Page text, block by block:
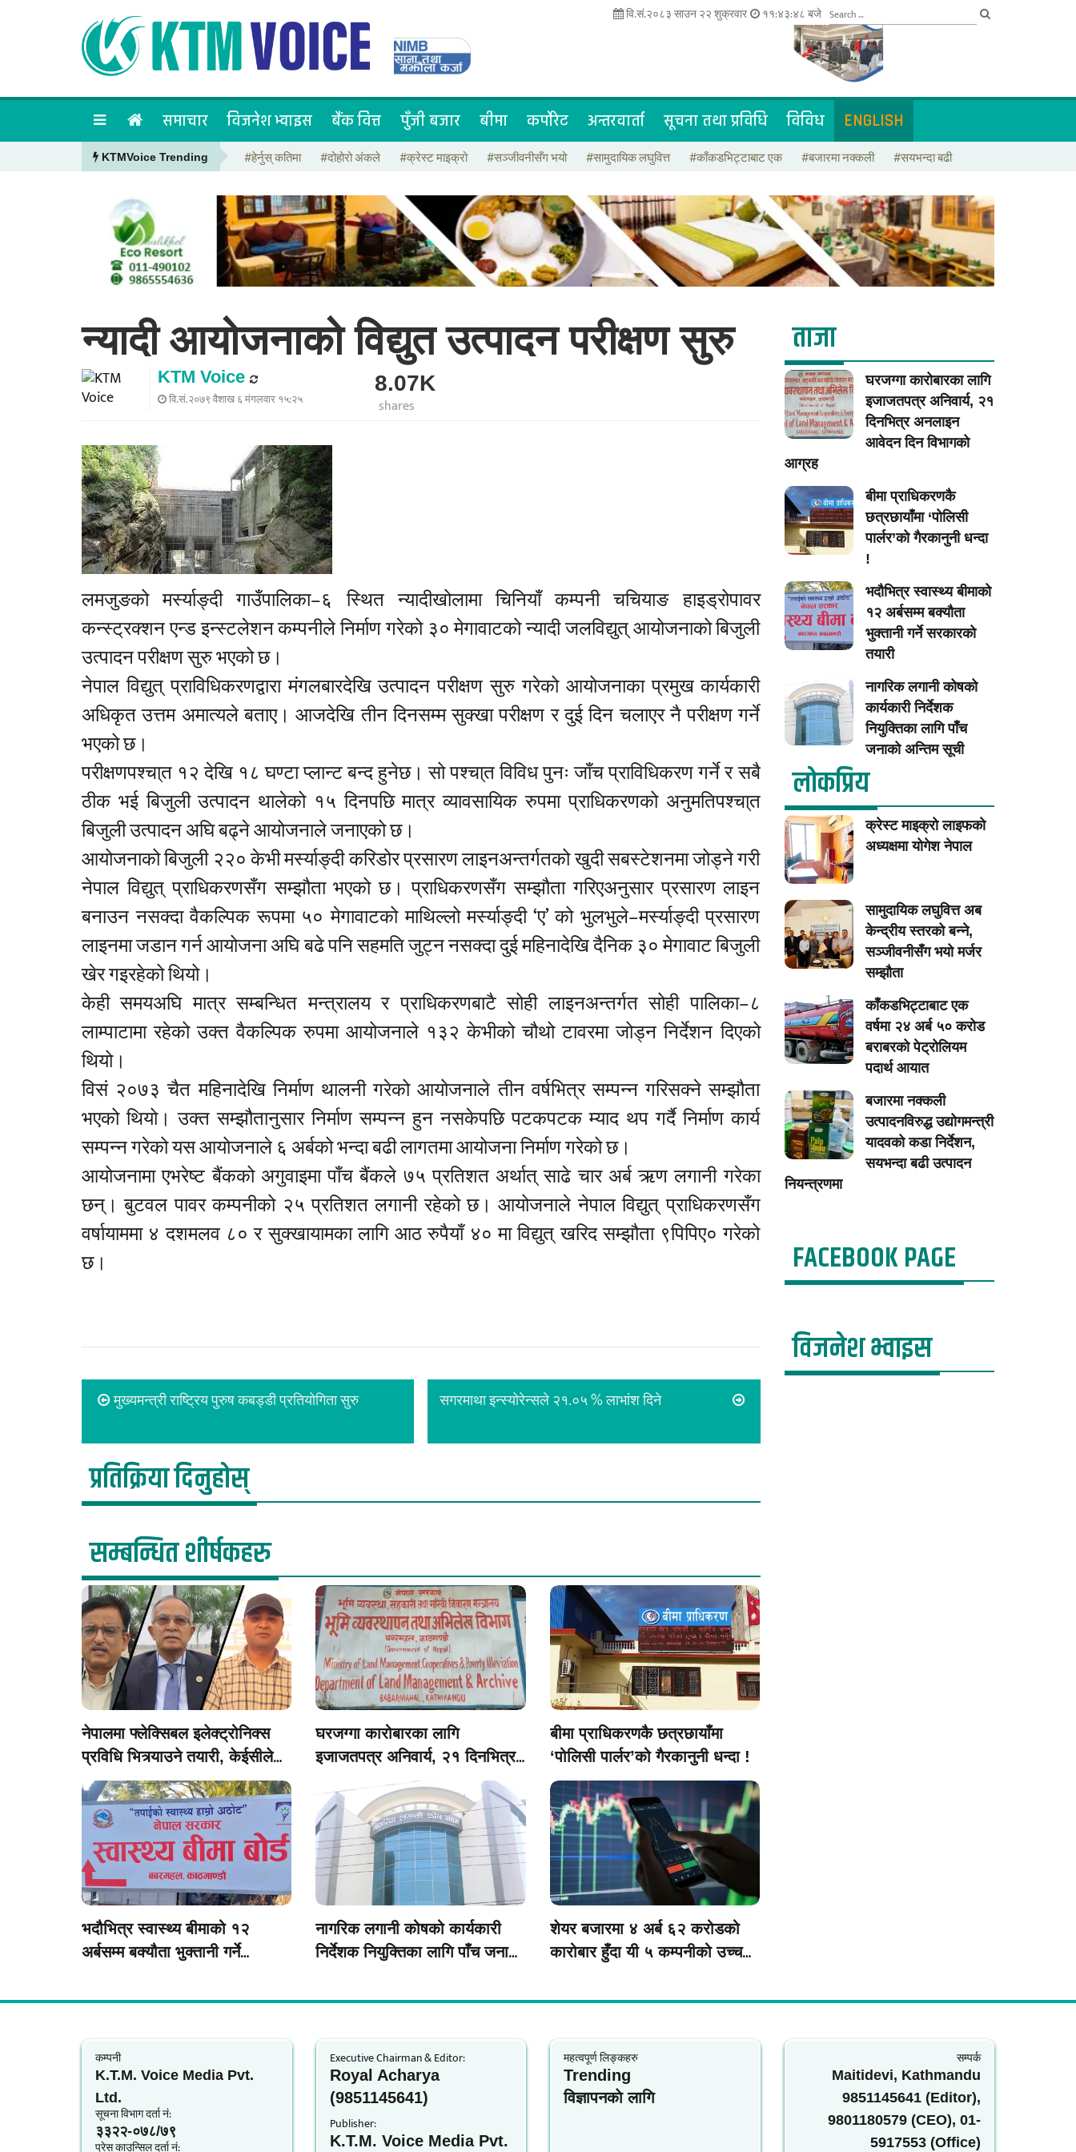
वि.सं.२०८३ साउन २२ शुक्रवार ११:४३:४८ बजे
समाचार विजनेश भ्वाइस बैंक वित्त पुँजी बजार बीमा कर्पोरेट अन्तरवार्ता सूचना तथा प्रविधि विविध ENGLISH
KTMVoice Trending #हेर्नुस् कतिमा #दोहोरो अंकले #क्रेस्ट माइक्रो #सञ्जीवनीसँग भयो #सामुदायिक लघुवित्त #काँकडभिट्टाबाट एक #बजारमा नक्कली #सयभन्दा बढी
न्यादी आयोजनाको विद्युत उत्पादन परीक्षण सुरु
KTM Voice
वि.सं.२०७९ वैशाख ६ मंगलवार १५:२५
8.07K
shares
लमजुङको मर्स्याङ्दी गाउँपालिका–६ स्थित न्यादीखोलामा चिनियाँ कम्पनी चचियाङ हाइड्रोपावर
कन्स्ट्रक्शन एन्ड इन्स्टलेशन कम्पनीले निर्माण गरेको ३० मेगावाटको न्यादी जलविद्युत् आयोजनाको बिजुली
उत्पादन परीक्षण सुरु भएको छ।
नेपाल विद्युत् प्राविधिकरणद्वारा मंगलबारदेखि उत्पादन परीक्षण सुरु गरेको आयोजनाका प्रमुख कार्यकारी
अधिकृत उत्तम अमात्यले बताए। आजदेखि तीन दिनसम्म सुक्खा परीक्षण र दुई दिन चलाएर नै परीक्षण गर्ने
भएको छ।
परीक्षणपश्चा्त १२ देखि १८ घण्टा प्लान्ट बन्द हुनेछ। सो पश्चा्त विविध पुनः जाँच प्राविधिकरण गर्ने र सबै
ठीक भई बिजुली उत्पादन थालेको १५ दिनपछि मात्र व्यावसायिक रुपमा प्राधिकरणको अनुमतिपश्चा्त
बिजुली उत्पादन अघि बढ्ने आयोजनाले जनाएको छ।
आयोजनाको बिजुली २२० केभी मर्स्याङ्दी करिडोर प्रसारण लाइनअन्तर्गतको खुदी सबस्टेशनमा जोड्ने गरी
नेपाल विद्युत् प्राधिकरणसँग सम्झौता भएको छ। प्राधिकरणसँग सम्झौता गरिएअनुसार प्रसारण लाइन
बनाउन नसक्दा वैकल्पिक रूपमा ५० मेगावाटको माथिल्लो मर्स्याङ्दी ‘ए’ को भुलभुले–मर्स्याङ्दी प्रसारण
लाइनमा जडान गर्न आयोजना अघि बढे पनि सहमति जुट्न नसक्दा दुई महिनादेखि दैनिक ३० मेगावाट बिजुली
खेर गइरहेको थियो।
केही समयअघि मात्र सम्बन्धित मन्त्रालय र प्राधिकरणबाटै सोही लाइनअन्तर्गत सोही पालिका–८
लाम्पाटामा रहेको उक्त वैकल्पिक रुपमा आयोजनाले १३२ केभीको चौथो टावरमा जोड्न निर्देशन दिएको
थियो।
विसं २०७३ चैत महिनादेखि निर्माण थालनी गरेको आयोजनाले तीन वर्षभित्र सम्पन्न गरिसक्ने सम्झौता
भएको थियो। उक्त सम्झौतानुसार निर्माण सम्पन्न हुन नसकेपछि पटकपटक म्याद थप गर्दै निर्माण कार्य
सम्पन्न गरेको यस आयोजनाले ६ अर्बको भन्दा बढी लागतमा आयोजना निर्माण गरेको छ।
आयोजनामा एभरेष्ट बैंकको अगुवाइमा पाँच बैंकले ७५ प्रतिशत अर्थात् साढे चार अर्ब ऋण लगानी गरेका
छन्। बुटवल पावर कम्पनीको २५ प्रतिशत लगानी रहेको छ। आयोजनाले नेपाल विद्युत् प्राधिकरणसँग
वर्षायाममा ४ दशमलव ८० र सुक्खायामका लागि आठ रुपैयाँ ४० मा विद्युत् खरिद सम्झौता ९पिपिए० गरेको
छ।
मुख्यमन्त्री राष्ट्रिय पुरुष कबड्डी प्रतियोगिता सुरु सगरमाथा इन्स्योरेन्सले २१.०५ % लाभांश दिने
प्रतिक्रिया दिनुहोस्
सम्बन्धित शीर्षकहरु
नेपालमा फ्लेक्सिबल इलेक्ट्रोनिक्स
प्रविधि भित्र्याउने तयारी, केईसीले
आर–टु–आर प्रिन्टिङ फाउन्ड्री
स्थापना गर्ने
घरजग्गा कारोबारका लागि
इजाजतपत्र अनिवार्य, २१ दिनभित्र
अनलाइन आवेदन दिन विभागको
आग्रह
बीमा प्राधिकरणकै छत्रछायाँमा
‘पोलिसी पार्लर’को गैरकानुनी धन्दा !
भदौभित्र स्वास्थ्य बीमाको १२
अर्बसम्म बक्यौता भुक्तानी गर्ने
नागरिक लगानी कोषको कार्यकारी
निर्देशक नियुक्तिका लागि पाँच जनाको
शेयर बजारमा ४ अर्ब ६२ करोडको
कारोबार हुँदा यी ५ कम्पनीको उच्च
ताजा
घरजग्गा कारोबारका लागि
इजाजतपत्र अनिवार्य, २१
दिनभित्र अनलाइन
आवेदन दिन विभागको
आग्रह
बीमा प्राधिकरणकै
छत्रछायाँमा ‘पोलिसी
पार्लर’को गैरकानुनी धन्दा
!
भदौभित्र स्वास्थ्य बीमाको
१२ अर्बसम्म बक्यौता
भुक्तानी गर्ने सरकारको
तयारी
नागरिक लगानी कोषको
कार्यकारी निर्देशक
नियुक्तिका लागि पाँच
जनाको अन्तिम सूची
लाेकप्रिय
क्रेस्ट माइक्रो लाइफको
अध्यक्षमा योगेश नेपाल
सामुदायिक लघुवित्त अब
केन्द्रीय स्तरको बन्ने,
सञ्जीवनीसँग भयो मर्जर
सम्झौता
काँकडभिट्टाबाट एक
वर्षमा २४ अर्ब ५० करोड
बराबरको पेट्रोलियम
पदार्थ आयात
बजारमा नक्कली
उत्पादनविरुद्ध उद्योगमन्त्री
यादवको कडा निर्देशन,
सयभन्दा बढी उत्पादन
नियन्त्रणमा
FACEBOOK PAGE
विजनेश भ्वाइस
कम्पनी
K.T.M. Voice Media Pvt.
Ltd.
सूचना विभाग दर्ता नं‍:
३३२२-०७८/७९
प्रेस काउन्सिल दर्ता नं‍:
Executive Chairman & Editor:
Royal Acharya
(9851145641)
Publisher:
K.T.M. Voice Media Pvt.
महत्वपूर्ण लिङ्कहरु
Trending
विज्ञापनकाे लागि
सम्पर्क
Maitidevi, Kathmandu
9851145641 (Editor),
9801180579 (CEO), 01-
5917553 (Office)